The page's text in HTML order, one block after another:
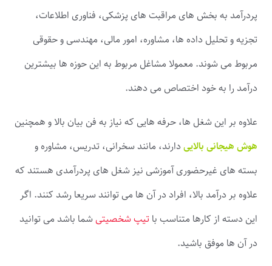
پردرآمد به بخش های مراقبت های پزشکی، فناوری اطلاعات،
تجزیه و تحلیل داده ها، مشاوره، امور مالی، مهندسی و حقوقی
مربوط می شوند. معمولا مشاغل مربوط به این حوزه ها بیشترین
درآمد را به خود اختصاص می دهند.
علاوه بر این شغل ها، حرفه هایی که نیاز به فن بیان بالا و همچنین
هوش هیجانی بالایی دارند، مانند سخرانی، تدریس، مشاوره و
بسته های غیرحضوری آموزشی نیز شغل های پردرآمدی هستند که
علاوه بر درآمد بالا، افراد در آن ها می توانند سریعا رشد کنند. اگر
این دسته از کارها متناسب با تیپ شخصیتی شما باشد می توانید
در آن ها موفق باشید.